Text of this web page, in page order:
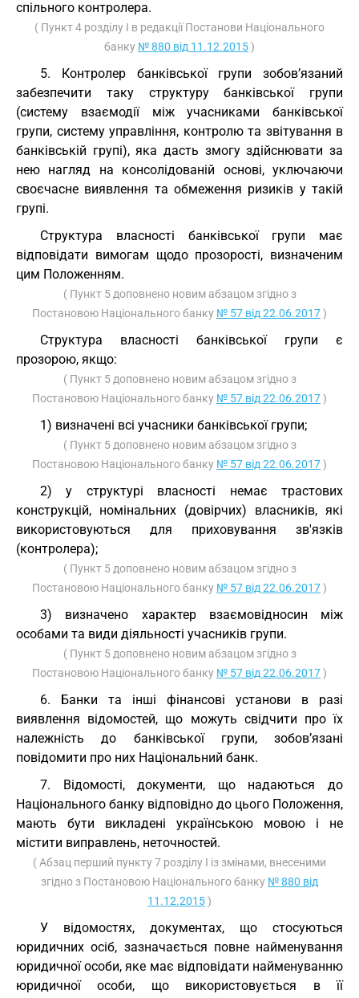
спільного контролера.
( Пункт 4 розділу I в редакції Постанови Національного
банку № 880 від 11.12.2015)
5. Контролер банківської групи зобов’язаний
забезпечити таку структуру банківської групи
(систему взаємодії між учасниками банківської
групи, систему управління, контролю та звітування в
банківській групі), яка дасть змогу здійснювати за
нею нагляд на консолідованій основі, уключаючи
своєчасне виявлення та обмеження ризиків у такій
групі.
Структура власності банківської групи має
відповідати вимогам щодо прозорості, визначеним
цим Положенням.
( Пункт 5 доповнено новим абзацом згідно з
Постановою Національного банку № 57 від 22.06.2017)
Структура власності банківської групи є
прозорою, якщо:
( Пункт 5 доповнено новим абзацом згідно з
Постановою Національного банку № 57 від 22.06.2017)
1) визначені всі учасники банківської групи;
( Пункт 5 доповнено новим абзацом згідно з
Постановою Національного банку № 57 від 22.06.2017)
2) у структурі власності немає трастових
конструкцій, номінальних (довірчих) власників, які
використовуються для приховування зв'язків
(контролера);
( Пункт 5 доповнено новим абзацом згідно з
Постановою Національного банку № 57 від 22.06.2017)
3) визначено характер взаємовідносин між
особами та види діяльності учасників групи.
( Пункт 5 доповнено новим абзацом згідно з
Постановою Національного банку № 57 від 22.06.2017)
6. Банки та інші фінансові установи в разі
виявлення відомостей, що можуть свідчити про їх
належність до банківської групи, зобов’язані
повідомити про них Національний банк.
7. Відомості, документи, що надаються до
Національного банку відповідно до цього Положення,
мають бути викладені українською мовою і не
містити виправлень, неточностей.
( Абзац перший пункту 7 розділу I із змінами, внесеними
згідно з Постановою Національного банку № 880 від
11.12.2015)
У відомостях, документах, що стосуються
юридичних осіб, зазначається повне найменування
юридичної особи, яке має відповідати найменуванню
юридичної особи, що використовується в її